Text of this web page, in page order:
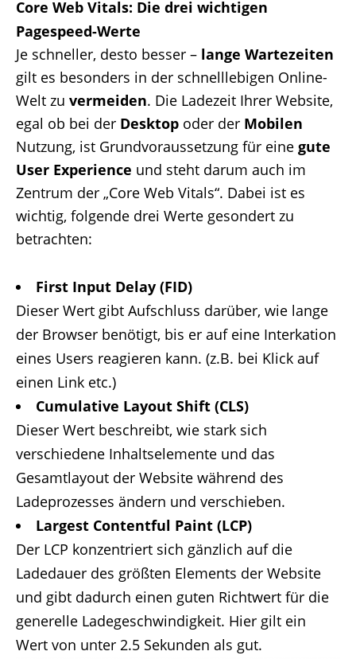
Core Web Vitals: Die drei wichtigen
Pagespeed-Werte
Je schneller, desto besser – lange Wartezeiten
gilt es besonders in der schnelllebigen Online-
Welt zu vermeiden. Die Ladezeit Ihrer Website,
egal ob bei der Desktop oder der Mobilen
Nutzung, ist Grundvoraussetzung für eine gute
User Experience und steht darum auch im
Zentrum der „Core Web Vitals“. Dabei ist es
wichtig, folgende drei Werte gesondert zu
betrachten:
First Input Delay (FID)
Dieser Wert gibt Aufschluss darüber, wie lange
der Browser benötigt, bis er auf eine Interkation
eines Users reagieren kann. (z.B. bei Klick auf
einen Link etc.)
Cumulative Layout Shift (CLS)
Dieser Wert beschreibt, wie stark sich
verschiedene Inhaltselemente und das
Gesamtlayout der Website während des
Ladeprozesses ändern und verschieben.
Largest Contentful Paint (LCP)
Der LCP konzentriert sich gänzlich auf die
Ladedauer des größten Elements der Website
und gibt dadurch einen guten Richtwert für die
generelle Ladegeschwindigkeit. Hier gilt ein
Wert von unter 2.5 Sekunden als gut.